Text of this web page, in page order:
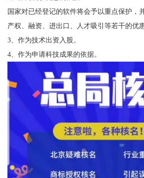
国家对已经登记的软件将会予以重点保护，
产权、融资、进出口、人才吸引等若干的优
3、作为技术出资入股。
4、作为申请科技成果的依据。